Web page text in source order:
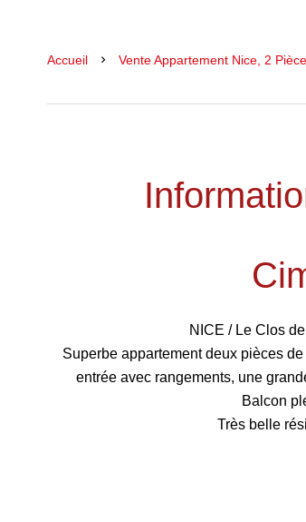
Accueil Vente Appartement Nice, 2
NICE / Le Clos
Superbe appartement deux pièces
entrée avec rangements, une
Balcon
Très belle